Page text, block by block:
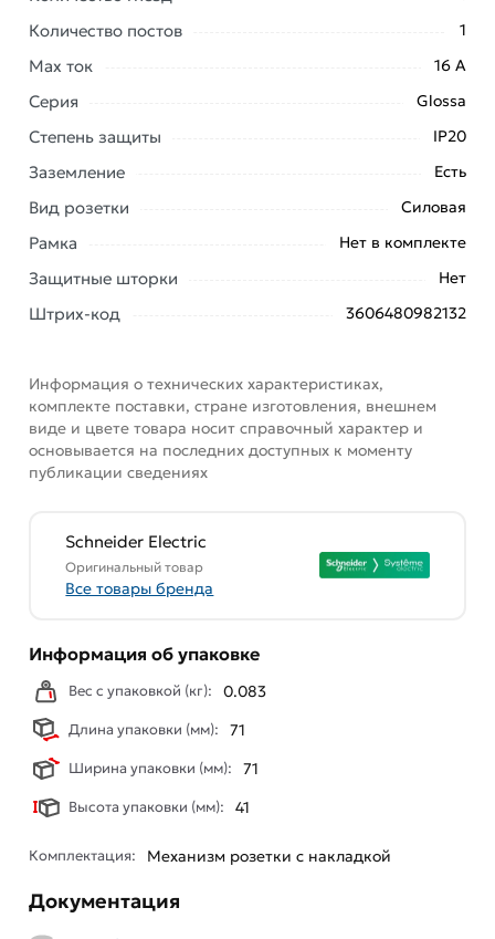
Наши профессиональные менеджеры обработают
доставки или самовывоза. Перед оформлением
онлайн заказа рекомендуем ознакомиться с
описанием, характеристиками и отзывами.
Данний товар от производителя
сертифицирован,
соответствует всем стандартам качества. Возврат
купленного товарa в течение 7 дней (наличие чека
обязательно).
Количество постов 1
Max ток 16 А
Серия Glossa
Степень защиты IP20
Заземление Есть
Вид розетки Силовая
Рамка Нет в комплекте
Защитные шторки Нет
Штрих-код 3606480982132
Информация о технических характеристиках,
комплекте поставки, стране изготовления, внешнем
виде и цвете товара носит справочный характер и
основывается на последних доступных к моменту
публикации сведениях
Schneider Electric
Оригинальный товар
Все товары бренда
Информация об упаковке
Вес с упаковкой (кг): 0.083
Длина упаковки (мм): 71
Ширина упаковки (мм): 71
Высота упаковки (мм): 41
Комплектация: Механизм розетки с накладкой
Документация